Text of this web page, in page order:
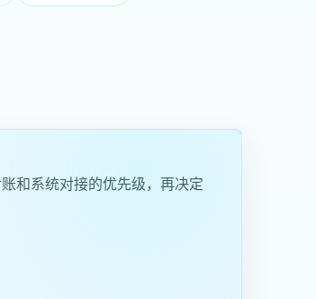
和系统对接的优先级，再决定